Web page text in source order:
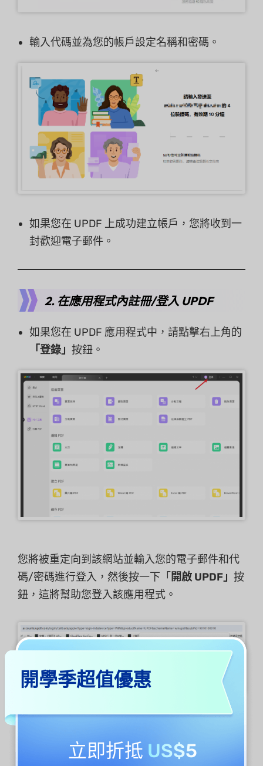
輸入代碼並為您的帳戶設定名稱和密碼。
如果您在 UPDF 上成功建立帳戶，您將收到一
封歡迎電子郵件。
2. 在應用程式內註冊/登入 UPDF
如果您在 UPDF 應用程式中，請點擊右上角的
「登錄」 按鈕。
您將被重定向到該網站並輸入您的電子郵件和代
碼/密碼進行登入，然後按一下「 開啟 UPDF」 按
鈕，這將幫助您登入該應用程式。
3. 如何設定密碼並使用密碼登入
開學季超值優惠
立即折抵 US$5